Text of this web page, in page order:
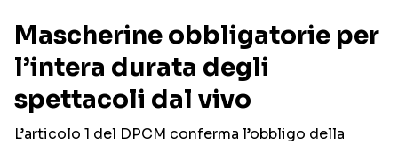
Mascherine obbligatorie per
l’intera durata degli
spettacoli dal vivo
L’articolo 1 del DPCM conferma l’obbligo della